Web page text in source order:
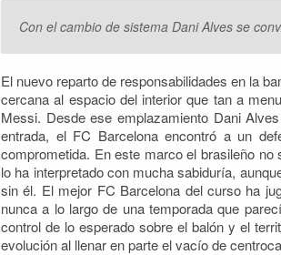
Con el cambio de sistema Dani Alves se
El nuevo reparto de responsabilidades en la
cercana al espacio del interior que tan a
Messi. Desde ese emplazamiento Dani
entrada, el FC Barcelona encontró a un
comprometida. En este marco el brasileño
lo ha interpretado con mucha sabiduría,
sin él. El mejor FC Barcelona del curso ha
nunca a lo largo de una temporada que
control de lo esperado sobre el balón y el
evolución al llenar en parte el vacío de